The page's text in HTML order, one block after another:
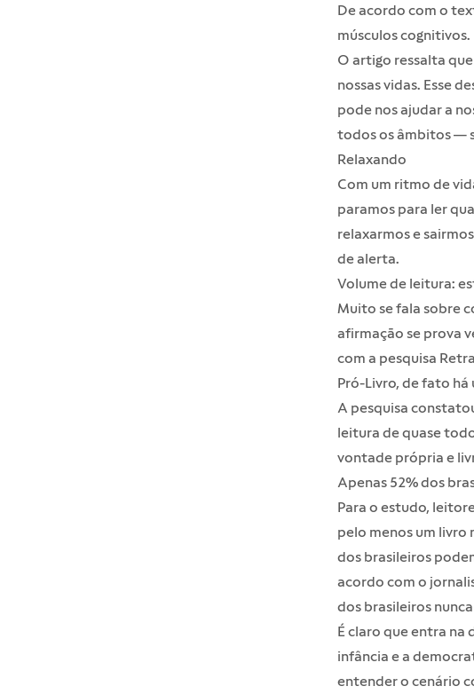
De acordo com o
músculos cognitivos.
O artigo ressalta
nossas vidas. Esse
pode nos ajudar a
todos os âmbitos —
Relaxando
Com um ritmo de
paramos para ler
relaxarmos e
de alerta.
Volume de leitura:
Muito se fala sobre
afirmação se prova
com a pesquisa
Pró-Livro, de fato
A pesquisa
leitura de quase
vontade própria e
Apenas 52% dos
Para o estudo,
pelo menos um livro
dos brasileiros
acordo com o
dos brasileiros
É claro que entra na
infância e a
entender o cenário